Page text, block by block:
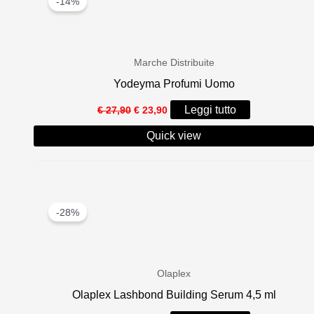
Marche Distribuite
Yodeyma Profumi Uomo
€27,90 Il
prezzo
originale
era:
€ 23,90 Il
prezzo
attuale
è:
Leggi tutto
Quick view
-28%
Olaplex
Olaplex Lashbond Building Serum 4,5 ml